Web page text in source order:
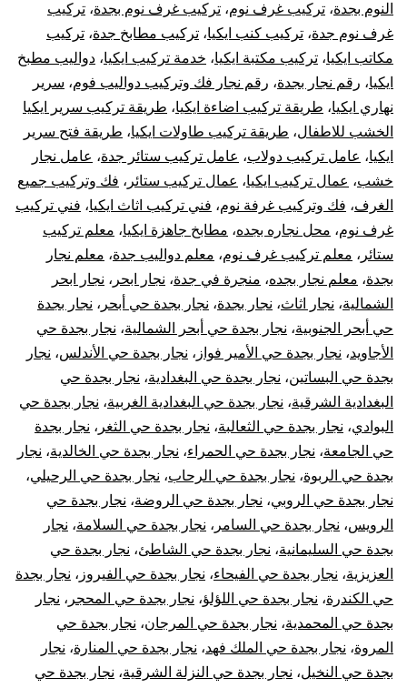
قطع
أثاث
أيكيا
صيانة
وإصلاح
الأبواب
النوم بجدة، تركيب غرف نوم، تركيب غرف نوم بجدة، تركيب
غرف نوم جدة، تركيب كنب ايكيا، تركيب مطابخ جدة، تركيب
مكاتب ايكيا، تركيب مكتبة ايكيا، خدمة تركيب ايكيا، دواليب مطبخ
ايكيا، رقم نجار بجدة، رقم نجار فك وتركيب دواليب فوم، سرير
نهاري ايكيا، طريقة تركيب اضاءة ايكيا، طريقة تركيب سرير ايكيا
الخشب للاطفال، طريقة تركيب طاولات ايكيا، طريقة فتح سرير
ايكيا، عامل تركيب دولاب، عامل تركيب ستائر جدة، عامل نجار
خشب، عمال تركيب ايكيا، عمال تركيب ستائر ، فك وتركيب جميع
الغرف، فك وتركيب غرفة نوم، فني تركيب اثاث ايكيا، فني تركيب
غرف نوم، محل نجاره بجده، مطابخ جاهزة ايكيا، معلم تركيب
ستائر ، معلم تركيب غرف نوم، معلم دواليب جدة، معلم نجار
بجدة، معلم نجار بجده، منجرة في جدة، نجار ابحر ، نجار ابحر
الشمالية، نجار اثاث، نجار بجدة، نجار بجدة حي أبحر ، نجار بجدة
حي أبحر الجنوبية، نجار بجدة حي أبحر الشمالية، نجار بجدة حي
الأجاويد، نجار بجدة حي الأمير فواز ، نجار بجدة حي الأندلس، نجار
بجدة حي البساتين، نجار بجدة حي البغدادية، نجار بجدة حي
البغدادية الشرقية، نجار بجدة حي البغدادية الغربية، نجار بجدة حي
البوادي، نجار بجدة حي الثعالبة، نجار بجدة حي الثغر ، نجار بجدة
حي الجامعة، نجار بجدة حي الحمراء، نجار بجدة حي الخالدية، نجار
بجدة حي الربوة، نجار بجدة حي الرحاب، نجار بجدة حي الرحيلي،
نجار بجدة حي الروبي، نجار بجدة حي الروضة، نجار بجدة حي
الرويس، نجار بجدة حي السامر ، نجار بجدة حي السلامة، نجار
بجدة حي السليمانية، نجار بجدة حي الشاطئ، نجار بجدة حي
العزيزية، نجار بجدة حي الفيحاء، نجار بجدة حي الفيروز ، نجار بجدة
حي الكندرة، نجار بجدة حي اللؤلؤ، نجار بجدة حي المحجر ، نجار
بجدة حي المحمدية، نجار بجدة حي المرجان، نجار بجدة حي
المروة، نجار بجدة حي الملك فهد، نجار بجدة حي المنارة، نجار
بجدة حي النخيل، نجار بجدة حي النزلة الشرقية، نجار بجدة حي